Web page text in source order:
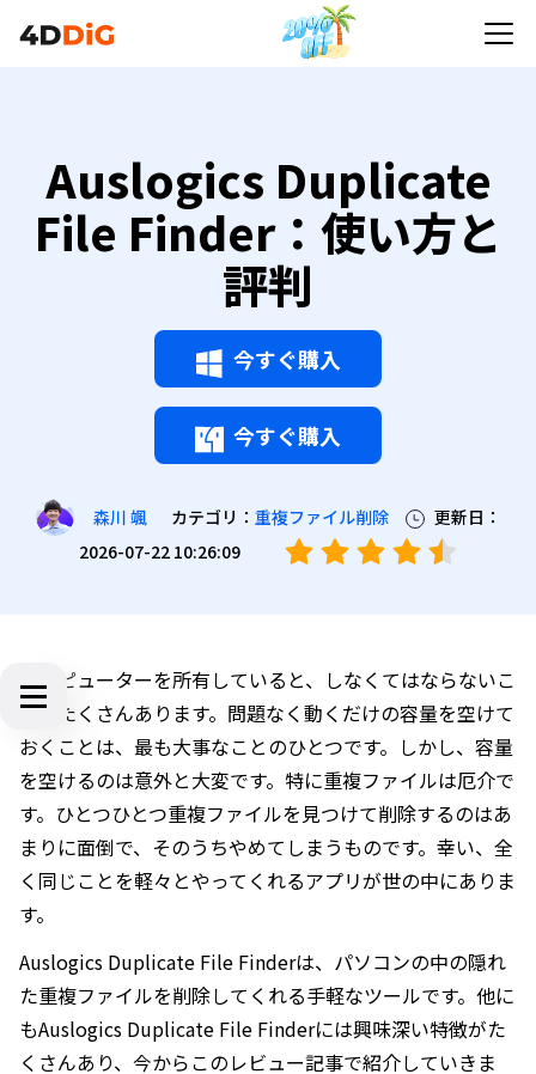
Auslogics Duplicate
File Finder：使い方と
評判
今すぐ購入
今すぐ購入
森川 颯 カテゴリ： 重複ファイル削除
更新日：
2026-07-22 10:26:09
コンピューターを所有していると、しなくてはならないこ
とがたくさんあります。問題なく動くだけの容量を空けて
おくことは、最も大事なことのひとつです。しかし、容量
を空けるのは意外と大変です。特に重複ファイルは厄介で
す。ひとつひとつ重複ファイルを見つけて削除するのはあ
まりに面倒で、そのうちやめてしまうものです。幸い、全
く同じことを軽々とやってくれるアプリが世の中にありま
す。
Auslogics Duplicate File Finderは、パソコンの中の隠れ
た重複ファイルを削除してくれる手軽なツールです。他に
もAuslogics Duplicate File Finderには興味深い特徴がた
くさんあり、今からこのレビュー記事で紹介していきま